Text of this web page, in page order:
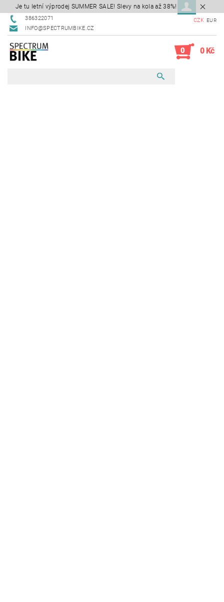
Je tu letní výprodej SUMMER SALE! Slevy na kola až 38%!
386322071
INFO@SPECTRUMBIKE.CZ
CZK EUR
0 0 Kč